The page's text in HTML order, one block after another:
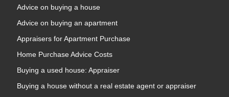
Advice on buying a house
Advice on buying an apartment
Appraisers for Apartment Purchase
Home Purchase Advice Costs
Buying a used house: Appraiser
Buying a house without a real estate agent or appraiser